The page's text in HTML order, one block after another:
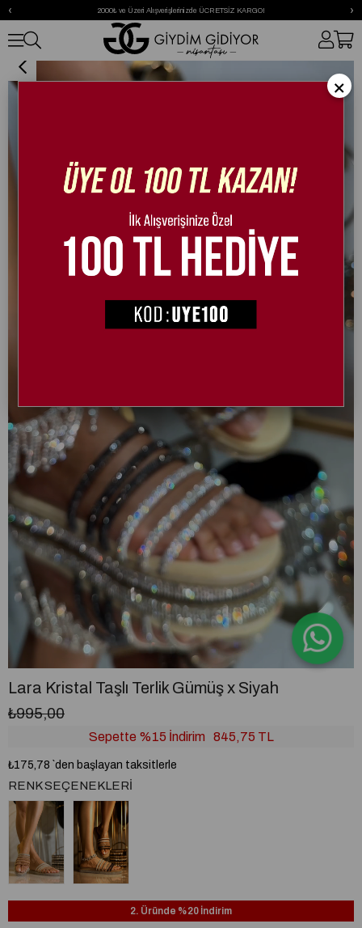
2000₺ ve Üzeri Alışverişlerinizde ÜCRETSİZ KARGO!
‹ ›
Lara Kristal Taşlı Terlik Gümüş x Siyah
Lara Kristal Taşlı Terlik Gümüş x Siyah
₺995,00
Sepette %15 İndirim 845,75 TL
₺175,78 `den başlayan taksitlerle
RENK SEÇENEKLERI
2. Üründe %20 İndirim
×